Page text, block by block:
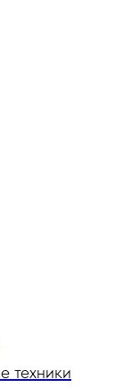
техники